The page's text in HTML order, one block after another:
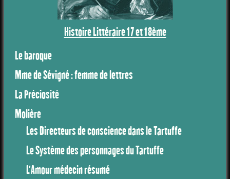
Histoire Littéraire 17 et 18ème
Le baroque
Mme de Sévigné : femme de lettres
La Préciosité
Molière
Les Directeurs de conscience dans le Tartuffe
Le Système des personnages du Tartuffe
L'Amour médecin résumé